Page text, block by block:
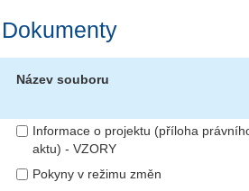
Dokumenty
Název souboru
Informace o projektu (příloha
aktu) - VZORY
Pokyny v režimu změn